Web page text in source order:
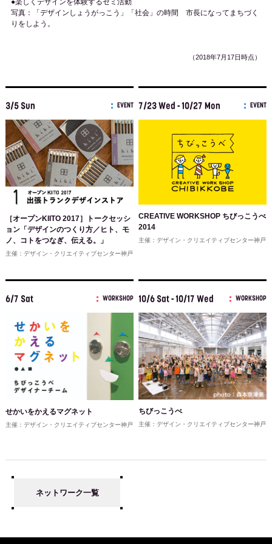
●楽しくデザインを体験するゼミ活動
写真：「デザインしょうがっこう」「社会」の時間 市長になってまちづく
りをしよう。
（2018年7月17日時点）
3/5 Sun EVENT
［オープンKIITO 2017］トークセッシ
ョン「デザインのつくり方／ヒト、モ
ノ、コトをつなぎ、伝える。」
主催：デザイン・クリエイティブセンター神戸
7/23 Wed - 10/27 Mon EVENT
CREATIVE WORKSHOP ちびっこうべ
2014
主催：デザイン・クリエイティブセンター神戸
6/7 Sat WORKSHOP
せかいをかえるマグネット
主催：デザイン・クリエイティブセンター神戸
10/6 Sat - 10/17 Wed WORKSHOP
ちびっこうべ
主催：デザイン・クリエイティブセンター神戸
ネットワーク一覧